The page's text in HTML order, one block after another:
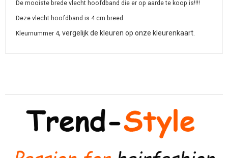
De mooiste brede vlecht hoofdband die er op aarde te koop is!!!!
Deze vlecht hoofdband is 4 cm breed.
Kleurnummer 4, vergelijk de kleuren op onze kleurenkaart.